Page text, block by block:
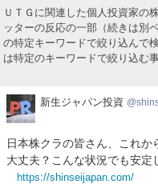
ＵＴＧに関連した個人投資家の
ッターの反応の一部（続きは別
の特定キーワードで絞り込んで
は特定のキーワードで絞り込む
新
ャ
パ
ン
新生ジャパン投資
日本株クラの皆さん、これ
大丈夫？こんな状況でも安定
https://shinseijapan.com/